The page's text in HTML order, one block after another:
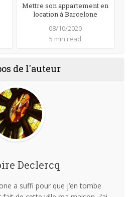
Mettre son appartement en
location à Barcelone
08/10/2020
5 min read
de l'auteur
Declercq
a suffi pour que j’en tombe